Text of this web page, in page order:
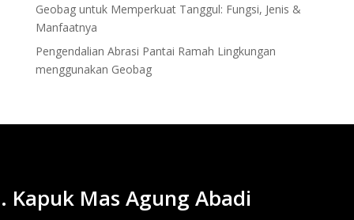
Geobag untuk Memperkuat Tanggul: Fungsi, Jenis &
Manfaatnya
Pengendalian Abrasi Pantai Ramah Lingkungan
menggunakan Geobag
Kapuk Mas Agung Abadi